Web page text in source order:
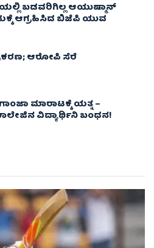
ಬಡವರಿಗಿಲ್ಲ ಆಯುಷ್ಮಾನ್
ಆಗ್ರಹಿಸಿದ ಬಿಜೆಪಿ ಯುವ
ಆರೋಪಿ ಸೆರೆ
ಮಾರಾಟಕ್ಕೆ ಯತ್ನ –
ವಿದ್ಯಾರ್ಥಿನಿ ಬಂಧನ!